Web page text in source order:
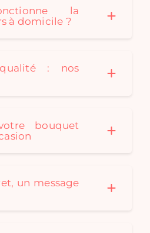
la
à domicile ?
: nos
bouquet
un message